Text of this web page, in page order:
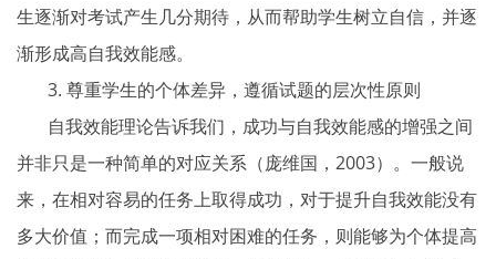
生逐渐对考试产生几分期待，从而帮助学生树立自信，并逐
渐形成高自我效能感。
3. 尊重学生的个体差异，遵循试题的层次性原则
自我效能理论告诉我们，成功与自我效能感的增强之间
并非只是一种简单的对应关系（庞维国，2003）。一般说
来，在相对容易的任务上取得成功，对于提升自我效能没有
多大价值；而完成一项相对困难的任务，则能够为个体提高